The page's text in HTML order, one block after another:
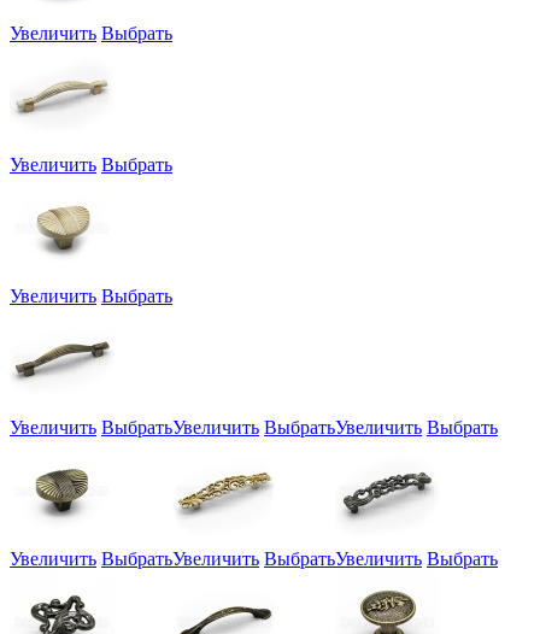
Увеличить Выбрать
Увеличить Выбрать
Увеличить Выбрать
Увеличить ВыбратьУвеличить ВыбратьУвеличить Выбрать
Увеличить ВыбратьУвеличить ВыбратьУвеличить Выбрать